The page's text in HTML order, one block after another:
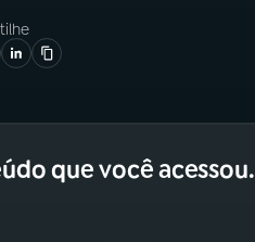
que você acessou.